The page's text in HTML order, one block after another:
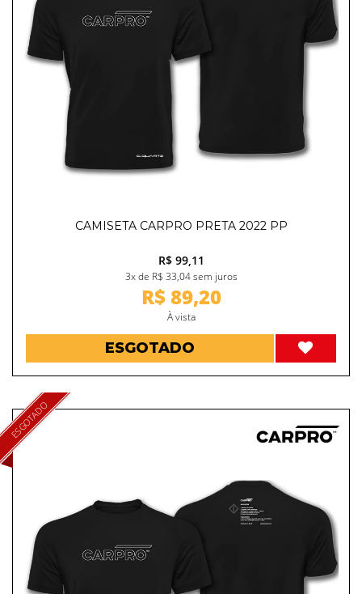
CAMISETA CARPRO PRETA 2022 PP
R$ 99,11
3x de R$ 33,04 sem juros
R$ 89,20
À vista
ESGOTADO
ESGOTADO